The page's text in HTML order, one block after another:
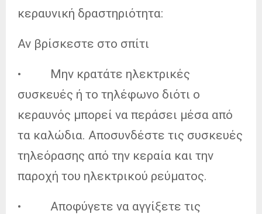
κεραυνική δραστηριότητα:
Αν βρίσκεστε στο σπίτι
• Μην κρατάτε ηλεκτρικές
συσκευές ή το τηλέφωνο διότι ο
κεραυνός μπορεί να περάσει μέσα από
τα καλώδια. Αποσυνδέστε τις συσκευές
τηλεόρασης από την κεραία και την
παροχή του ηλεκτρικού ρεύματος.
• Αποφύγετε να αγγίξετε τις